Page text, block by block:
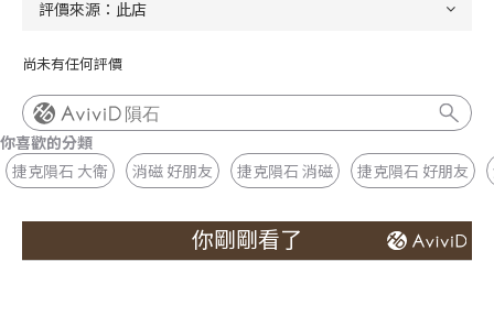
尚未有任何評價
隕石
你喜歡的分類
捷克隕石 大衛
消磁 好朋友 捷克隕石 消磁 捷克隕石 好朋友
你剛剛看了